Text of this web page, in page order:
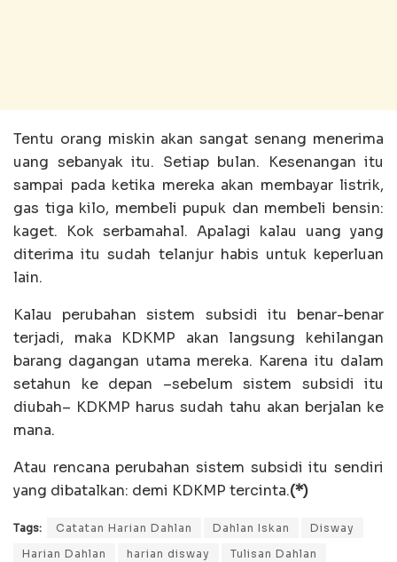
Tentu orang miskin akan sangat senang menerima
uang sebanyak itu. Setiap bulan. Kesenangan itu
sampai pada ketika mereka akan membayar listrik,
gas tiga kilo, membeli pupuk dan membeli bensin:
kaget. Kok serbamahal. Apalagi kalau uang yang
diterima itu sudah telanjur habis untuk keperluan
lain.
Kalau perubahan sistem subsidi itu benar-benar
terjadi, maka KDKMP akan langsung kehilangan
barang dagangan utama mereka. Karena itu dalam
setahun ke depan –sebelum sistem subsidi itu
diubah– KDKMP harus sudah tahu akan berjalan ke
mana.
Atau rencana perubahan sistem subsidi itu sendiri
yang dibatalkan: demi KDKMP tercinta.(*)
Tags: Catatan Harian Dahlan Dahlan Iskan
Disway
Harian Dahlan
harian disway Tulisan Dahlan